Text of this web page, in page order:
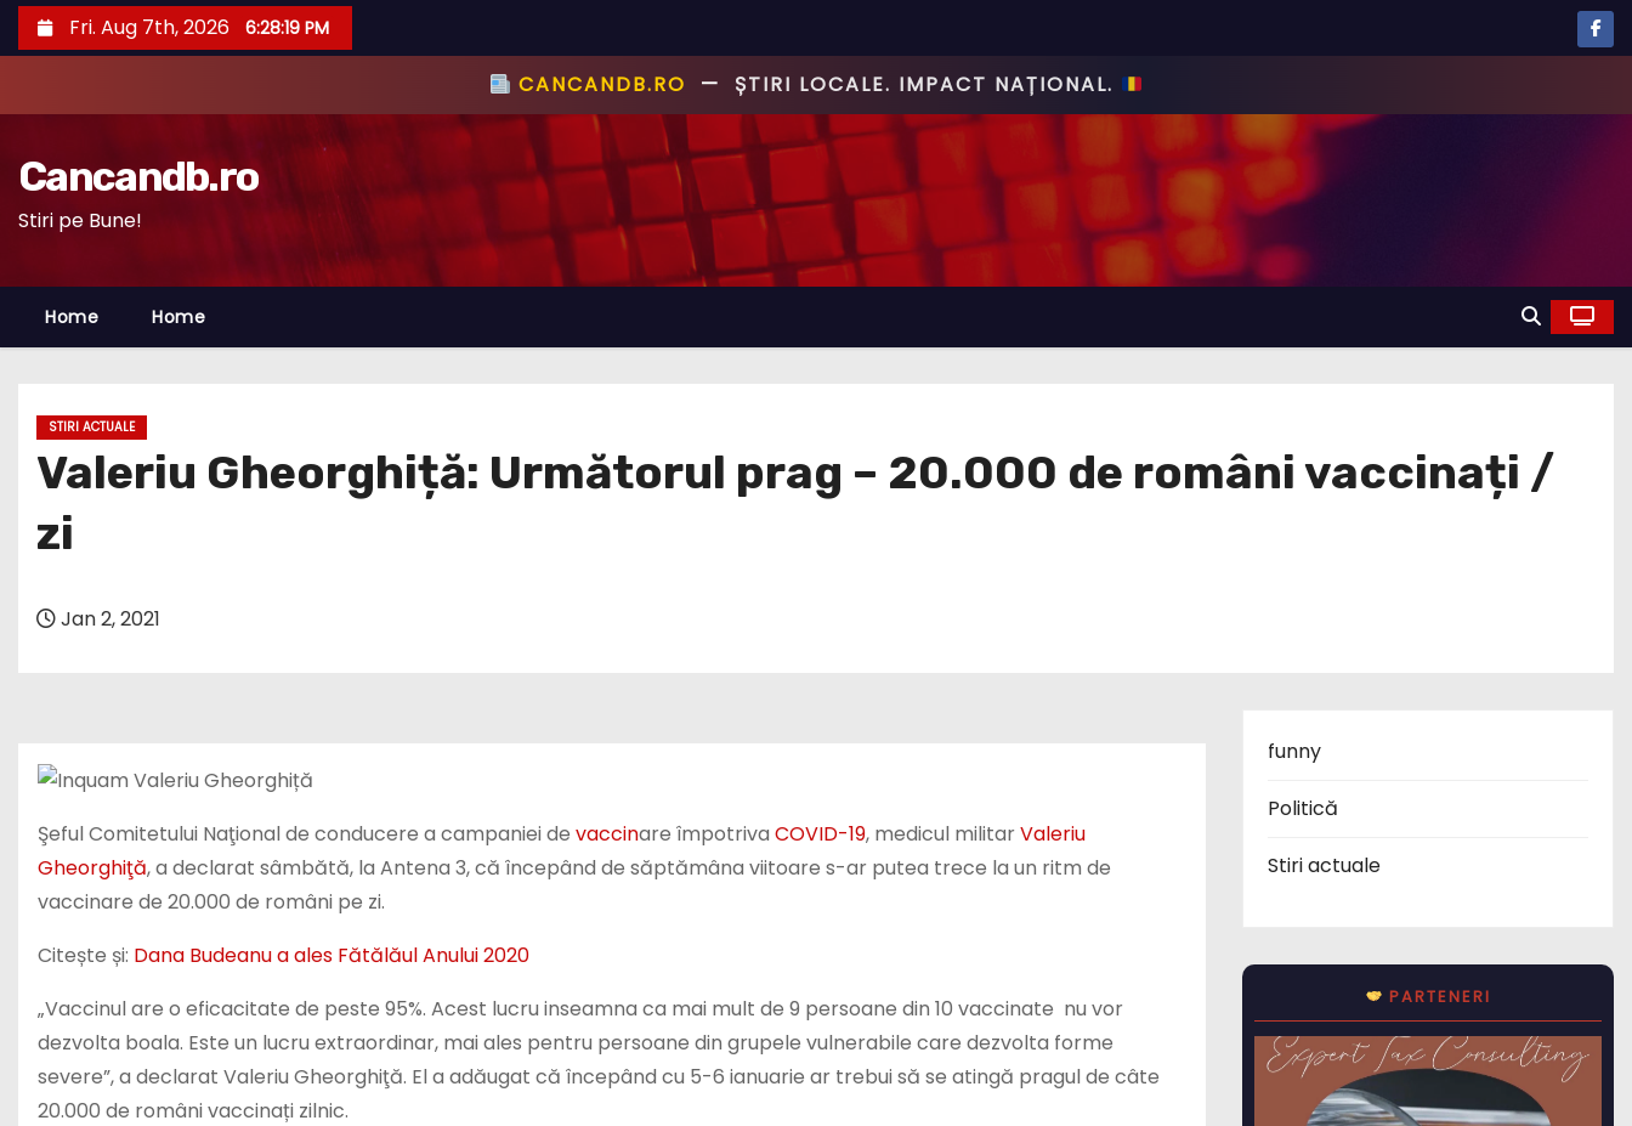
k
p
n
e
Fri. Aug 7th, 2026 6:28:21 PM
CANCANDB.RO —ȘTIRI PE BUNE!
Cancandb.ro
Stiri pe Bune!
Home Home
STIRI ACTUALE
Valeriu Gheorghiță: Următorul prag – 20.000 de români vaccinați /
zi
Jan 2, 2021
Şeful Comitetului Naţional de conducere a campaniei de vaccinare împotriva COVID-19, medicul militarValeriu
Gheorghiţă, a declarat sâmbătă, la Antena 3, că începând de săptămâna viitoare s-ar putea trece la un ritm de
vaccinare de 20.000 de români pe zi.
Citește și: Dana Budeanu a ales Fătălăul Anului 2020
„Vaccinul are o eficacitate de peste 95%. Acest lucru inseamna ca mai mult de 9 persoane din 10 vaccinate nu vor
dezvolta boala. Este un lucru extraordinar, mai ales pentru persoane din grupele vulnerabile care dezvolta forme
severe”, a declarat Valeriu Gheorghiţă. El a adăugat că începând cu 5-6 ianuarie ar trebui să se atingă pragul de câte
20.000 de români vaccinați zilnic.
funny
Politică
Stiri actuale
PARTENERI